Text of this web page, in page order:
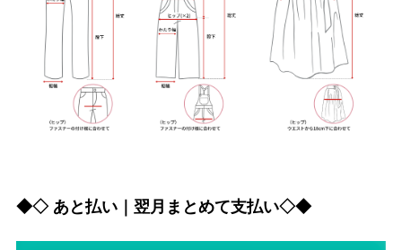
◆◇ あと払い｜翌月まとめて支払い◇◆